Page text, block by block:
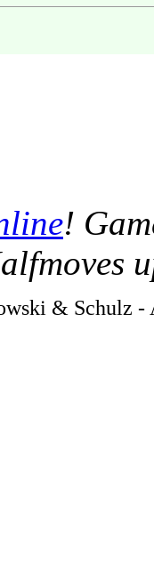
!
& Schulz